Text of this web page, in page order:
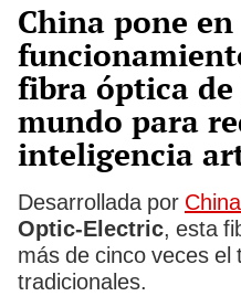
China pone en
fibra óptica
mundo para
inteligencia
Desarrollada por
Optic-Electric, esta
más de cinco veces
tradicionales.